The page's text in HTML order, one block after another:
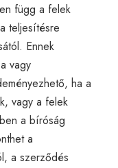
függ a felek
teljesítésre
Ennek
vagy
ha a
vagy a felek
a bíróság
a
a szerződés